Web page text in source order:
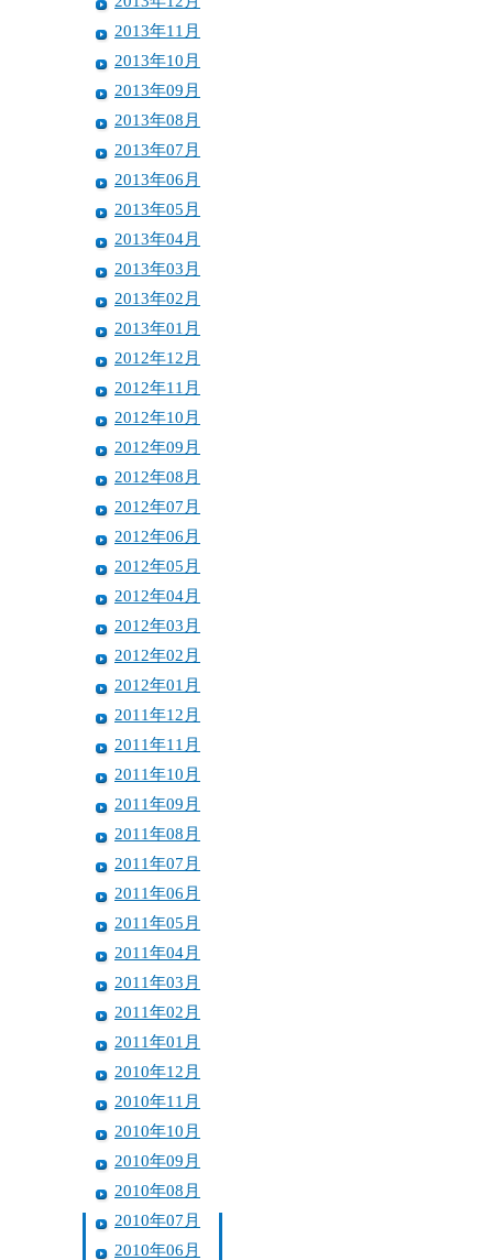
2013年11月
2013年10月
2013年09月
2013年08月
2013年07月
2013年06月
2013年05月
2013年04月
2013年03月
2013年02月
2013年01月
2012年12月
2012年11月
2012年10月
2012年09月
2012年08月
2012年07月
2012年06月
2012年05月
2012年04月
2012年03月
2012年02月
2012年01月
2011年12月
2011年11月
2011年10月
2011年09月
2011年08月
2011年07月
2011年06月
2011年05月
2011年04月
2011年03月
2011年02月
2011年01月
2010年12月
2010年11月
2010年10月
2010年09月
2010年08月
2010年07月
2010年06月